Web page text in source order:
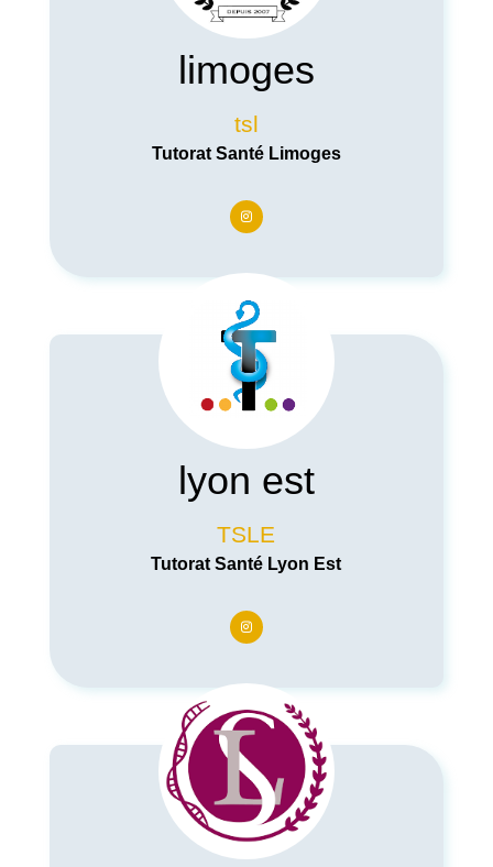
limoges
tsl
Tutorat Santé Limoges
lyon est
TSLE
Tutorat Santé Lyon Est